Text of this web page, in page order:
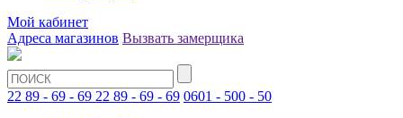
Мой кабинет
Адреса магазинов Вызвать замерщика
22 89 - 69 - 69 22 89 - 69 - 69 0601 - 500 - 50